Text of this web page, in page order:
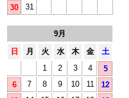
30
31
9月
日
月 火 水 木 金
土
1
2 3 4
5
6
7 8 9 10 11
12